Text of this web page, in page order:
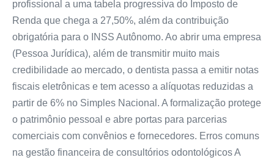
profissional a uma tabela progressiva do Imposto de
Renda que chega a 27,50%, além da contribuição
obrigatória para o INSS Autônomo. Ao abrir uma empresa
(Pessoa Jurídica), além de transmitir muito mais
credibilidade ao mercado, o dentista passa a emitir notas
fiscais eletrônicas e tem acesso a alíquotas reduzidas a
partir de 6% no Simples Nacional. A formalização protege
o patrimônio pessoal e abre portas para parcerias
comerciais com convênios e fornecedores. Erros comuns
na gestão financeira de consultórios odontológicos A